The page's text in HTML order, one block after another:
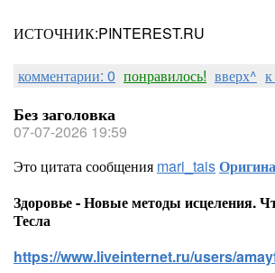
ИСТОЧНИК:PINTEREST.RU
комментарии: 0 понравилось! вверх^
Без заголовка
07-07-2026 19:59
Это цитата сообщения mari_tais
Здоровье - Новые методы исцеления.
Тесла
https://www.liveinternet.ru/users/